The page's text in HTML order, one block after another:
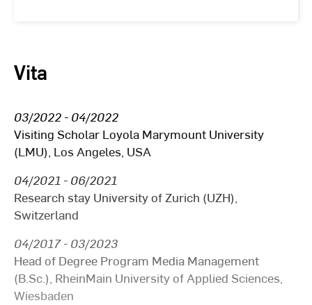
Vita
03/2022 - 04/2022
Visiting Scholar Loyola Marymount University
(LMU), Los Angeles, USA
04/2021 - 06/2021
Research stay University of Zurich (UZH),
Switzerland
04/2017 - 03/2023
Head of Degree Program Media Management
(B.Sc.), RheinMain University of Applied Sciences,
Wiesbaden